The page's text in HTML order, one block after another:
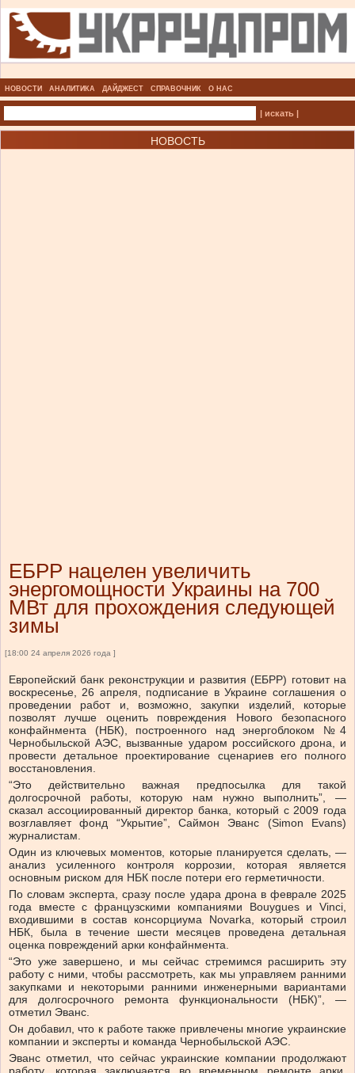
НОВОСТИ АНАЛИТИКА ДАЙДЖЕСТ СПРАВОЧНИК О НАС
| искать |
НОВОСТЬ
ЕБРР нацелен увеличить
энергомощности Украины на 700
МВт для прохождения следующей
зимы
[18:00 24 апреля 2026 года ]
Европейский банк реконструкции и развития (ЕБРР) готовит на
воскресенье, 26 апреля, подписание в Украине соглашения о
проведении работ и, возможно, закупки изделий, которые
позволят лучше оценить повреждения Нового безопасного
конфайнмента (НБК), построенного над энергоблоком №4
Чернобыльской АЭС, вызванные ударом российского дрона, и
провести детальное проектирование сценариев его полного
восстановления.
“Это действительно важная предпосылка для такой
долгосрочной работы, которую нам нужно выполнить”, —
сказал ассоциированный директор банка, который с 2009 года
возглавляет фонд “Укрытие”, Саймон Эванс (Simon Evans)
журналистам.
Один из ключевых моментов, которые планируется сделать, —
анализ усиленного контроля коррозии, которая является
основным риском для НБК после потери его герметичности.
По словам эксперта, сразу после удара дрона в феврале 2025
года вместе с французскими компаниями Bouygues и Vinci,
входившими в состав консорциума Novarka, который строил
НБК, была в течение шести месяцев проведена детальная
оценка повреждений арки конфайнмента.
“Это уже завершено, и мы сейчас стремимся расширить эту
работу с ними, чтобы рассмотреть, как мы управляем ранними
закупками и некоторыми ранними инженерными вариантами
для долгосрочного ремонта функциональности (НБК)”, —
отметил Эванс.
Он добавил, что к работе также привлечены многие украинские
компании и эксперты и команда Чернобыльской АЭС.
Эванс отметил, что сейчас украинские компании продолжают